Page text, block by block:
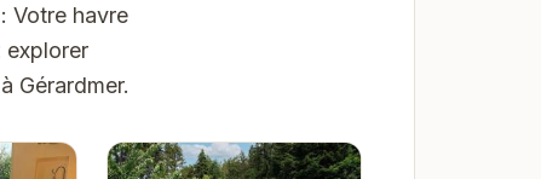
Votre havre
explorer
Gérardmer.